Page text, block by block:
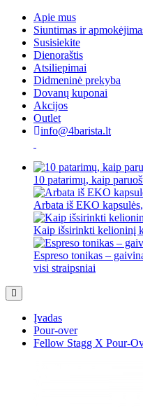
Apie mus
Siuntimas ir
Susisiekite
Dienoraštis
Atsiliepimai
Didmeninė prekyba
Dovanų kuponai
Akcijos
Outlet
info@4barista.lt
10 patarimų, kaip
Arbata iš EKO
Kaip išsirinkti kelioninį
Espreso tonikas –
visi straipsniai
Įvadas
Pour-over
Fellow Stagg X Pour-